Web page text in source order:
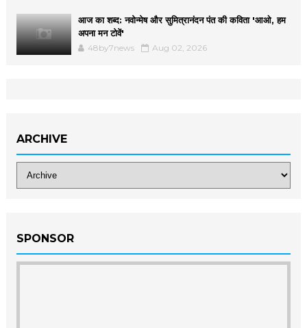
आज का शब्द: नवोन्मेष और सुमित्रानंदन पंत की कविता 'आओ, हम
अपना मन टोवें'
48by7news Aug 02, 2026
ARCHIVE
SPONSOR